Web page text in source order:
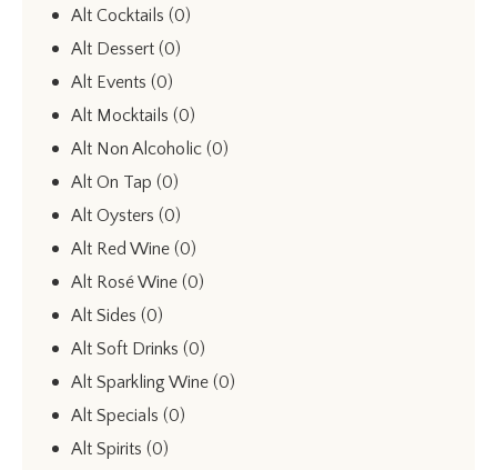
Alt Cocktails (0)
Alt Dessert (0)
Alt Events (0)
Alt Mocktails (0)
Alt Non Alcoholic (0)
Alt On Tap (0)
Alt Oysters (0)
Alt Red Wine (0)
Alt Rosé Wine (0)
Alt Sides (0)
Alt Soft Drinks (0)
Alt Sparkling Wine (0)
Alt Specials (0)
Alt Spirits (0)